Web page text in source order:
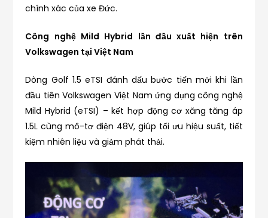
chính xác của xe Đức.
Công nghệ Mild Hybrid lần đầu xuất hiện trên
Volkswagen tại Việt Nam
Dòng Golf 1.5 eTSI đánh dấu bước tiến mới khi lần
đầu tiên Volkswagen Việt Nam ứng dụng công nghệ
Mild Hybrid (eTSI) – kết hợp động cơ xăng tăng áp
1.5L cùng mô-tơ điện 48V, giúp tối ưu hiệu suất, tiết
kiệm nhiên liệu và giảm phát thải.